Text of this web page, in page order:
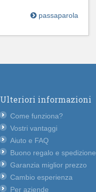
passaparola
Ulteriori informazioni
Come funziona?
Vostri vantaggi
Aiuto e FAQ
Buono regalo e spedizione
Garanzia miglior prezzo
Cambio esperienza
Per aziende